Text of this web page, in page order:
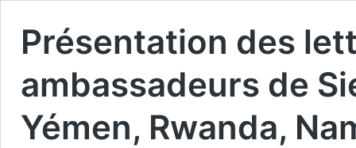
Présentation des
ambassadeurs de
Yémen, Rwanda,